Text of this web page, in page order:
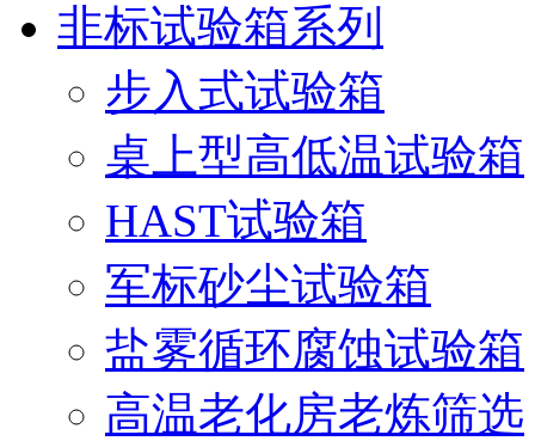
非标试验箱系列
步入式试验箱
桌上型高低温试验箱
HAST试验箱
军标砂尘试验箱
盐雾循环腐蚀试验箱
高温老化房老炼筛选